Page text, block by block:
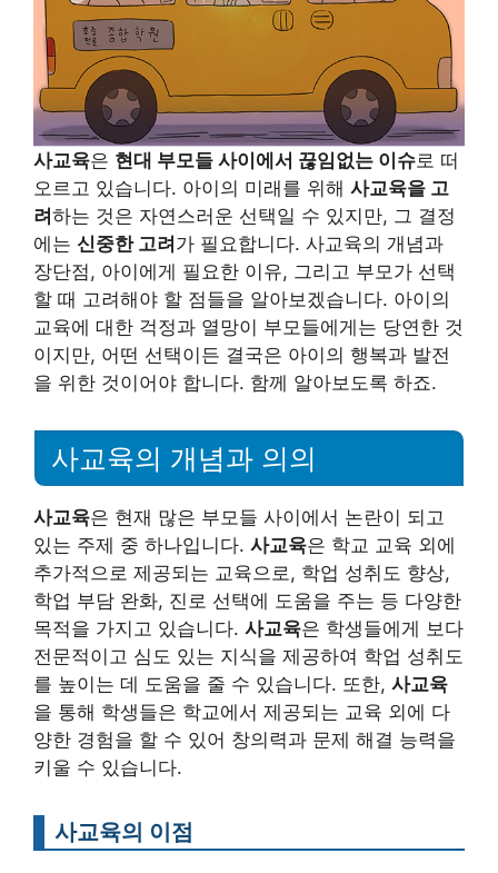
사교육은 현대 부모들 사이에서 끊임없는 이슈로 떠
오르고 있습니다. 아이의 미래를 위해 사교육을 고
려 하는 것은 자연스러운 선택일 수 있지만, 그 결정
에는 신중한 고려 가 필요합니다. 사교육의 개념과
장단점, 아이에게 필요한 이유, 그리고 부모가 선택
할 때 고려해야 할 점들을 알아보겠습니다. 아이의
교육에 대한 걱정과 열망이 부모들에게는 당연한 것
이지만, 어떤 선택이든 결국은 아이의 행복과 발전
을 위한 것이어야 합니다. 함께 알아보도록 하죠.
사교육의 개념과 의의
사교육은 현재 많은 부모들 사이에서 논란이 되고
있는 주제 중 하나입니다. 사교육은 학교 교육 외에
추가적으로 제공되는 교육으로, 학업 성취도 향상,
학업 부담 완화, 진로 선택에 도움을 주는 등 다양한
목적을 가지고 있습니다. 사교육은 학생들에게 보다
전문적이고 심도 있는 지식을 제공하여 학업 성취도
를 높이는 데 도움을 줄 수 있습니다. 또한, 사교육
을 통해 학생들은 학교에서 제공되는 교육 외에 다
양한 경험을 할 수 있어 창의력과 문제 해결 능력을
키울 수 있습니다.
사교육의 이점